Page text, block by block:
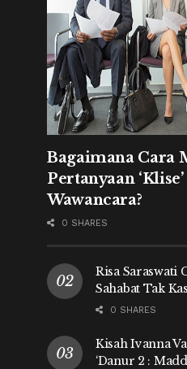
Bagaimana Cara
Pertanyaan ‘Klise’
Wawancara?
0 SHARES
Risa Saraswati
Sahabat Tak
0 SHARES
Kisah Ivanna
‘Danur 2 :